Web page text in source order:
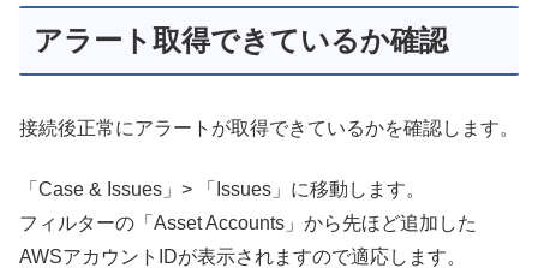
アラート取得できているか確認
接続後正常にアラートが取得できているかを確認します。
「Case & Issues」> 「Issues」に移動します。
フィルターの「Asset Accounts」から先ほど追加した
AWSアカウントIDが表示されますので適応します。